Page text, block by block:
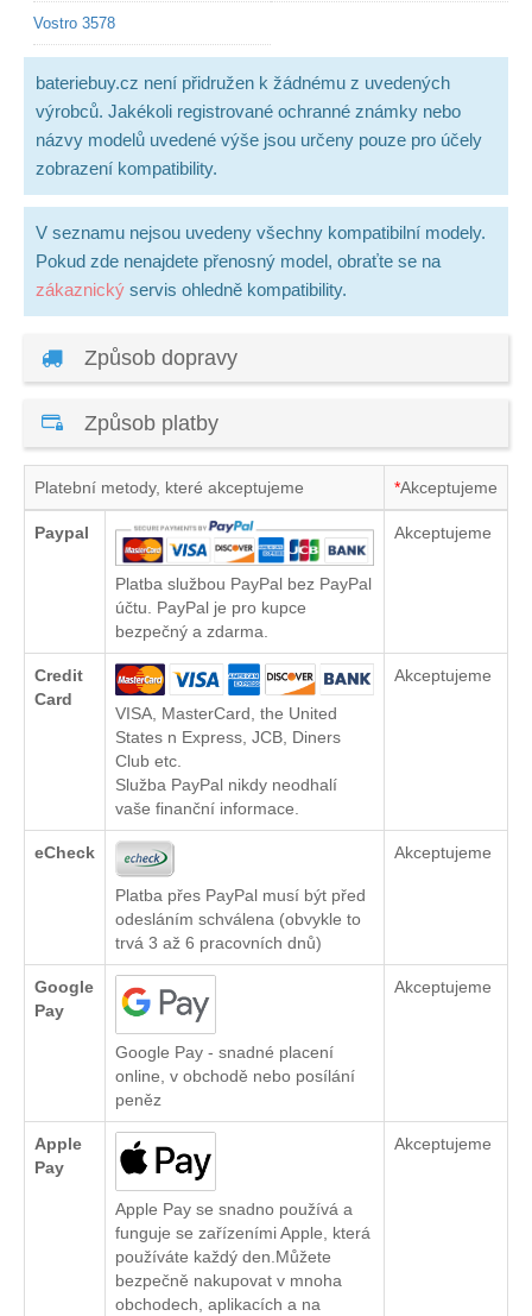
Vostro 3578
bateriebuy.cz není přidružen k žádnému z uvedených
výrobců. Jakékoli registrované ochranné známky nebo
názvy modelů uvedené výše jsou určeny pouze pro účely
zobrazení kompatibility.
V seznamu nejsou uvedeny všechny kompatibilní modely.
Pokud zde nenajdete přenosný model, obraťte se na
zákaznický servis ohledně kompatibility.
Způsob dopravy
Způsob platby
Platební metody, které akceptujeme *Akceptujeme
Paypal
Platba službou PayPal bez PayPal
účtu. PayPal je pro kupce
bezpečný a zdarma.
Akceptujeme
Credit
Card
VISA, MasterCard, the United
States n Express, JCB, Diners
Club etc.
Služba PayPal nikdy neodhalí
vaše finanční informace.
Akceptujeme
eCheck
Platba přes PayPal musí být před
odesláním schválena (obvykle to
trvá 3 až 6 pracovních dnů)
Akceptujeme
Google
Pay
Google Pay - snadné placení
online, v obchodě nebo posílání
peněz
Akceptujeme
Apple
Pay
Apple Pay se snadno používá a
funguje se zařízeními Apple, která
používáte každý den.Můžete
bezpečně nakupovat v mnoha
obchodech, aplikacích a na
Akceptujeme